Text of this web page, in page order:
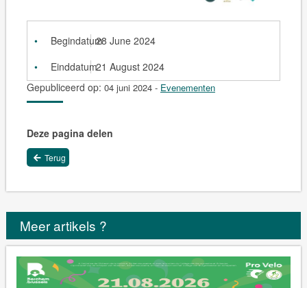
Begindatum28 June 2024
Einddatum21 August 2024
Gepubliceerd op: 04 juni 2024 - Evenementen
Deze pagina delen
Terug
Meer artikels ?